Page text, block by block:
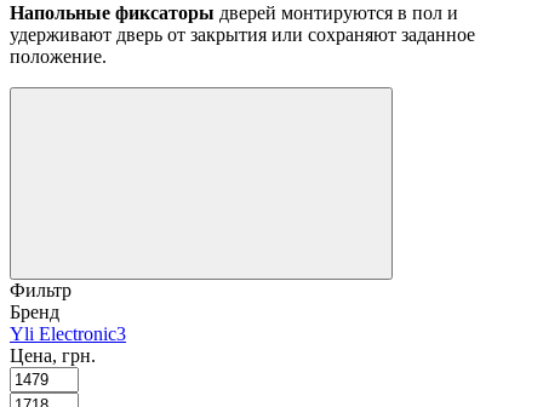
Напольные фиксаторы дверей монтируются в пол и
удерживают дверь от закрытия или сохраняют заданное
положение.
Фильтр
Бренд
Yli Electronic3
Цена, грн.